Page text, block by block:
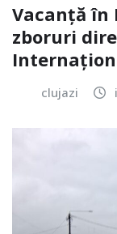
Vacanță în
zboruri
clujazi